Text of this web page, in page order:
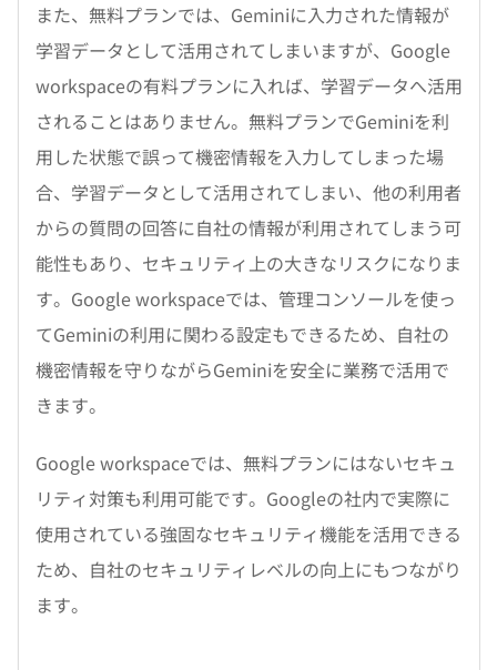
また、無料プランでは、Geminiに入力された情報が
学習データとして活用されてしまいますが、Google
workspaceの有料プランに入れば、学習データへ活用
されることはありません。無料プランでGeminiを利
用した状態で誤って機密情報を入力してしまった場
合、学習データとして活用されてしまい、他の利用者
からの質問の回答に自社の情報が利用されてしまう可
能性もあり、セキュリティ上の大きなリスクになりま
す。Google workspaceでは、管理コンソールを使っ
てGeminiの利用に関わる設定もできるため、自社の
機密情報を守りながらGeminiを安全に業務で活用で
きます。
Google workspaceでは、無料プランにはないセキュ
リティ対策も利用可能です。Googleの社内で実際に
使用されている強固なセキュリティ機能を活用できる
ため、自社のセキュリティレベルの向上にもつながり
ます。